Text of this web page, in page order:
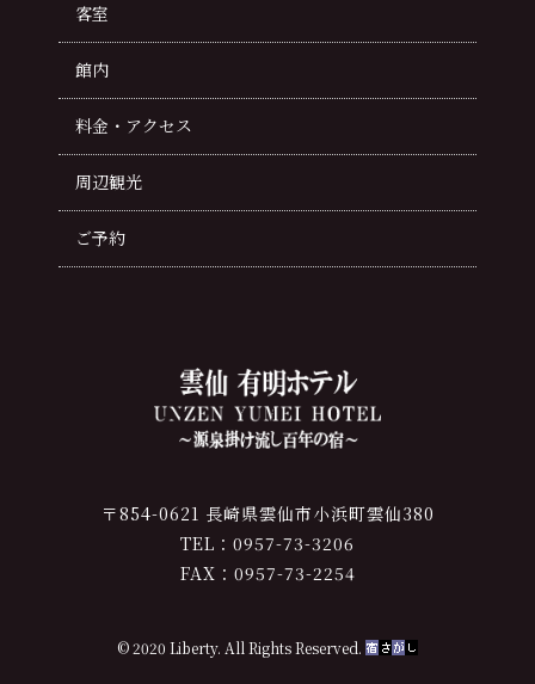
客室
館内
料金・アクセス
周辺観光
ご予約
〒854-0621 長崎県雲仙市小浜町雲仙380
TEL：0957-73-3206
FAX：0957-73-2254
© 2020 Liberty. All Rights Reserved.